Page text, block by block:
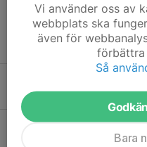
Tidigare nyheter
17 mar, 10:15 0
0
Vi använder oss av
webbplats ska
även för
förbättra
Så
Bara